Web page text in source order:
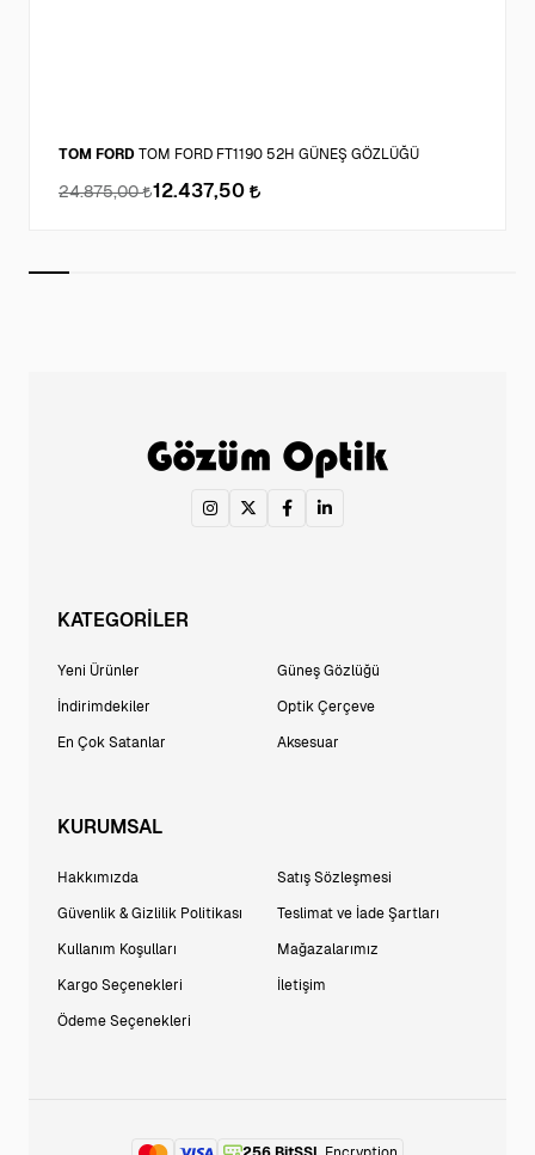
TOM FORD TOM FORD FT1190 52H GÜNEŞ GÖZLÜĞÜ
24.875,00 12.437,50
KATEGORİLER
Yeni Ürünler
İndirimdekiler
En Çok Satanlar
Güneş Gözlüğü
Optik Çerçeve
Aksesuar
KURUMSAL
Hakkımızda
Güvenlik & Gizlilik Politikası
Kullanım Koşulları
Kargo Seçenekleri
Ödeme Seçenekleri
Satış Sözleşmesi
Teslimat ve İade Şartları
Mağazalarımız
İletişim